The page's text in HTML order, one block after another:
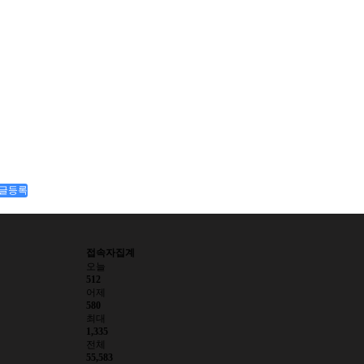
등록
접속자집계
오늘
512
어제
580
최대
1,335
전체
55,583